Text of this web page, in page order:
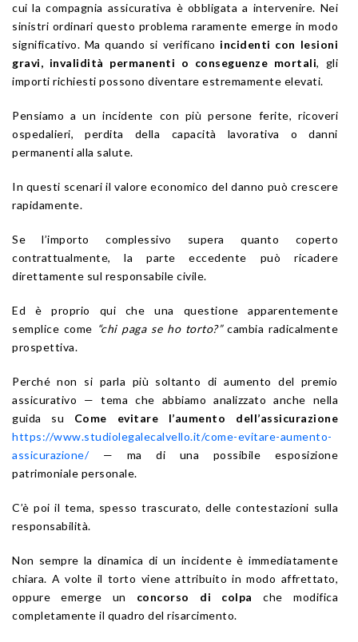
cui la compagnia assicurativa è obbligata a intervenire. Nei
sinistri ordinari questo problema raramente emerge in modo
significativo. Ma quando si verificano incidenti con lesioni
gravi, invalidità permanenti o conseguenze mortali, gli
importi richiesti possono diventare estremamente elevati.
Pensiamo a un incidente con più persone ferite, ricoveri
ospedalieri, perdita della capacità lavorativa o danni
permanenti alla salute.
In questi scenari il valore economico del danno può crescere
rapidamente.
Se l’importo complessivo supera quanto coperto
contrattualmente, la parte eccedente può ricadere
direttamente sul responsabile civile.
Ed è proprio qui che una questione apparentemente
semplice come “chi paga se ho torto?”cambia radicalmente
prospettiva.
Perché non si parla più soltanto di aumento del premio
assicurativo — tema che abbiamo analizzato anche nella
guida su Come evitare l’aumento dell’assicurazione
https://www.studiolegalecalvello.it/come-evitare-aumento-
assicurazione/— ma di una possibile esposizione
patrimoniale personale.
C’è poi il tema, spesso trascurato, delle contestazioni sulla
responsabilità.
Non sempre la dinamica di un incidente è immediatamente
chiara. A volte il torto viene attribuito in modo affrettato,
oppure emerge un concorso di colpa
che modifica
completamente il quadro del risarcimento.